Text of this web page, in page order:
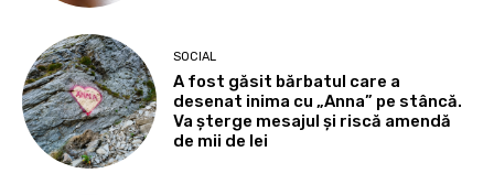
SOCIAL
A fost găsit bărbatul care a
desenat inima cu „Anna” pe stâncă.
Va șterge mesajul și riscă amendă
de mii de lei